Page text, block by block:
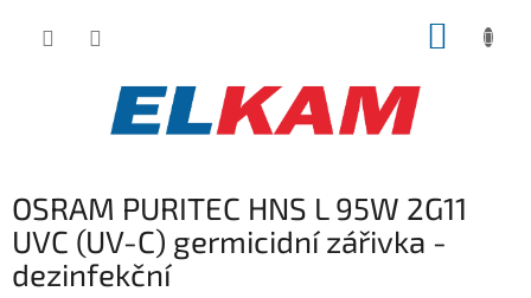
OSRAM PURITEC HNS L 95W 2G11
UVC (UV-C) germicidní zářivka -
dezinfekční